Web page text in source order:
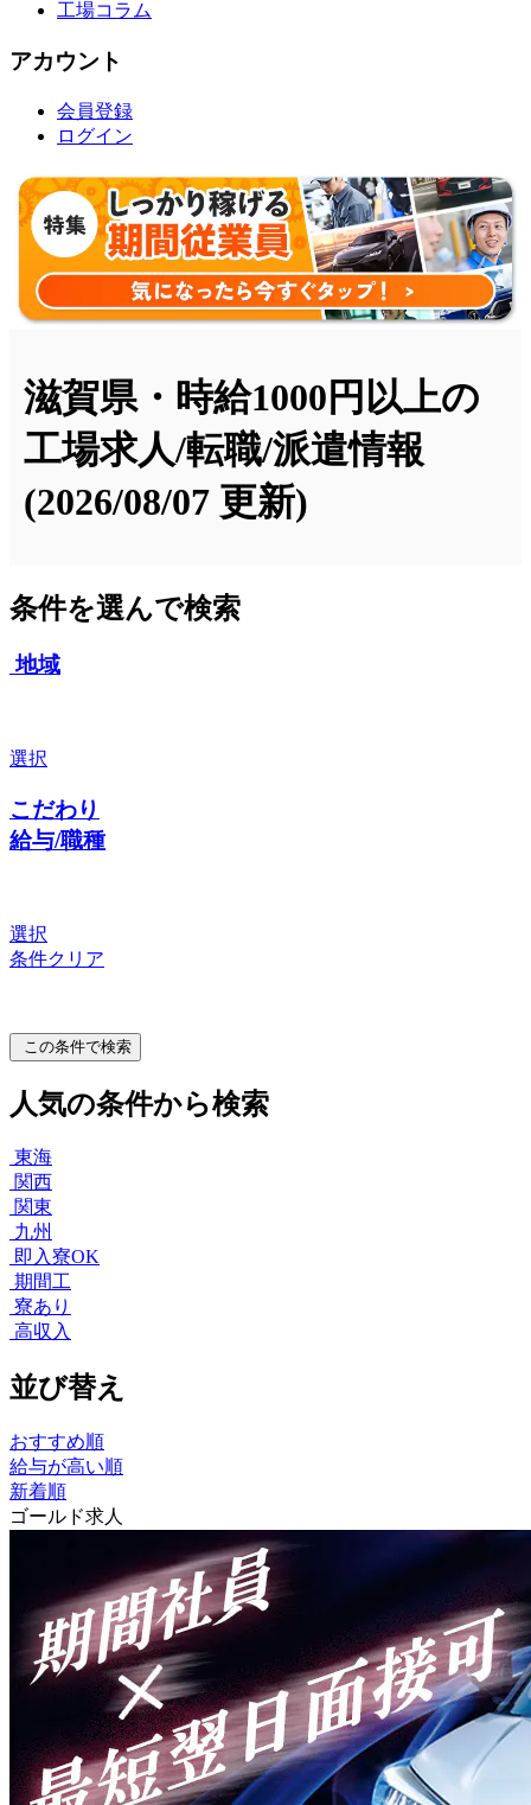
工場コラム
アカウント
会員登録
ログイン
滋賀県・時給1000円以上の
工場求人/転職/派遣情報
(2026/08/07 更新)
条件を選んで検索
地域
選択
こだわり
給与/職種
選択
条件クリア
この条件で検索
人気の条件から検索
東海
関西
関東
九州
即入寮OK
期間工
寮あり
高収入
並び替え
おすすめ順
給与が高い順
新着順
ゴールド求人